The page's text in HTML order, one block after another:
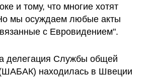
и тому, что многие хотят
мы осуждаем любые акты
с Евровидением".
делегация Службы общей
(ШАБАК) находилась в Швеции